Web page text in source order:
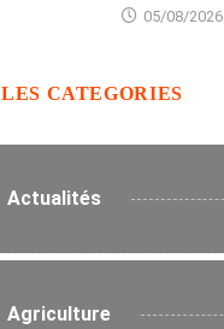
05/08/2026
LES CATEGORIES
Actualités
Agriculture